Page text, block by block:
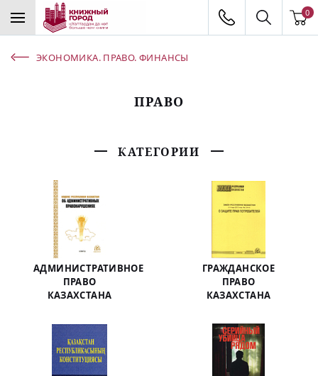
0
ЭКОНОМИКА. ПРАВО. ФИНАНСЫ
ПРАВО
КАТЕГОРИИ
АДМИНИСТРАТИВНОЕ
ПРАВО
КАЗАХСТАНА
ГРАЖДАНСКОЕ
ПРАВО
КАЗАХСТАНА